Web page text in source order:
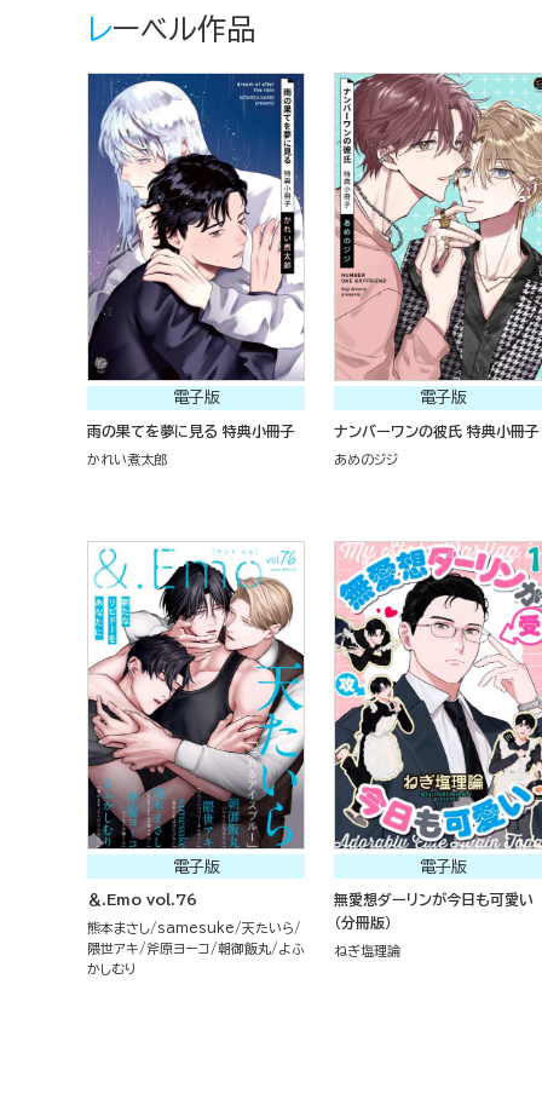
レーベル作品
電子版
雨の果てを夢に見る 特典小冊子
かれい煮太郎
電子版
ナンバーワンの彼氏 特典小冊子
あめのジジ
電子版
＆.Emo vol.76
熊本まさし samesuke
天たいら
隈世アキ
斧原ヨーコ 朝御飯丸
よふ
かしむり
電子版
無愛想ダーリンが今日も可愛い
（分冊版）
ねぎ塩理論